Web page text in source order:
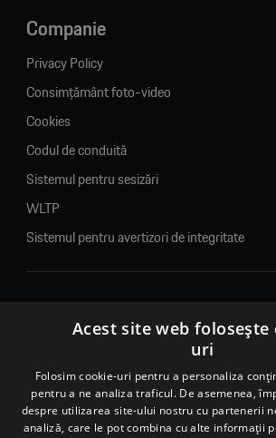
Companie
Privacy Policy
Consimțământ foto-video
Cookies
Codul de conduită
Sistemul pentru sesizări
WLTP
Sistemul pentru avertizori de integritate
© 2026. Porsche Inter Auto Romania. Toate drepturile
Porsche Inter Auto Romania SRL
RO22188461 J2007002067233
B-dul Pipera, nr. 2, Sala 1, Etaj 2, Voluntari,
social
Acest site web folosește
uri
Folosim cookie-uri pentru a personaliza
pentru a ne analiza traficul. De asemenea,
despre utilizarea site-ului nostru cu partenerii
analiză, care le pot combina cu alte informații